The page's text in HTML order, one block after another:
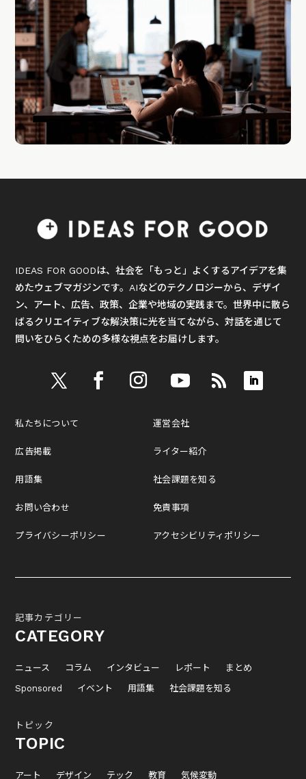
IDEAS FOR GOODは、社会を「もっと」よくするアイデアを集
めたウェブマガジンです。AIなどのテクノロジーから、デザイ
ン、アート、広告、政策、企業や地域の実践まで。世界中に散ら
ばるクリエイティブな解決策に光を当てながら、対話を通じて
問いをひらくための多様な視点をお届けします。
私たちについて
広告掲載
用語集
お問い合わせ
プライバシーポリシー
運営会社
ライター紹介
社会課題を知る
免責事項
アクセシビリティポリシー
記事カテゴリー
CATEGORY
ニュース コラム インタビュー レポート
まとめ
Sponsored
イベント 用語集 社会課題を知る
トピック
TOPIC
アート デザイン テック 教育 気候変動